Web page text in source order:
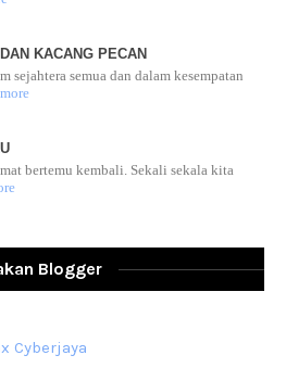
KACANG PECAN
sejahtera semua dan dalam kesempatan
bertemu kembali. Sekali sekala kita
sejahtera dan salam rindu untuk semua.
UNGU
semua. Masih belum terlambat untuk che
Blogger
Cyberjaya